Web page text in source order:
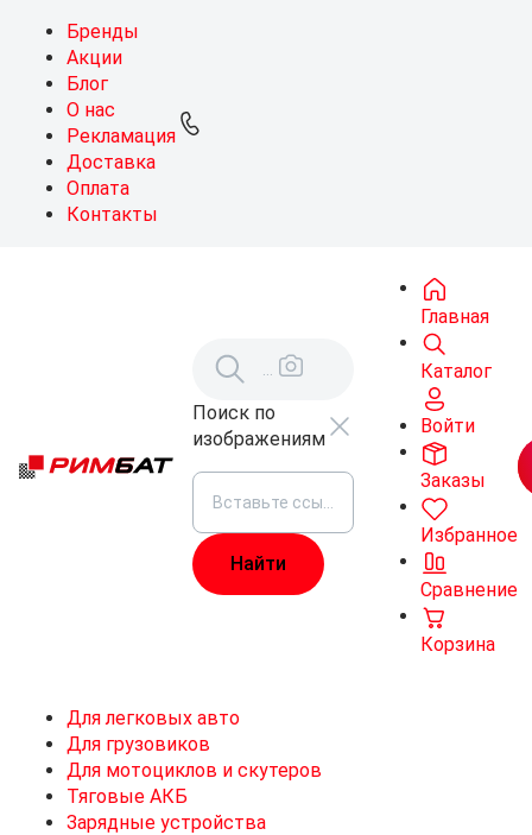
Бренды
Акции
Блог
О нас
Рекламация
Доставка
Оплата
Контакты
Поиск по
изображениям
Главная
Каталог
Войти
Заказы
Избранное
Сравнение
Корзина
Для легковых авто
Для грузовиков
Для мотоциклов и скутеров
Тяговые АКБ
Зарядные устройства